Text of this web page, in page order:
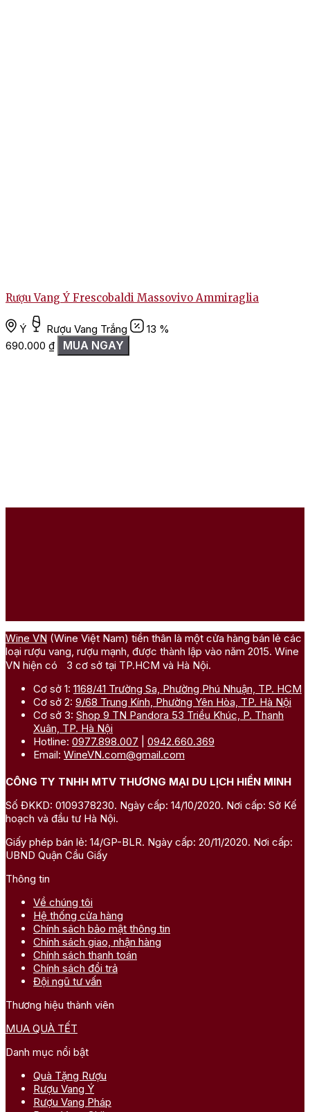
Rượu Vang Ý Frescobaldi Massovivo Ammiraglia
Ý Rượu Vang Trắng
13 %
690.000 ₫ MUA NGAY
Wine VN (Wine Việt Nam) tiền thân là một cửa hàng bán lẻ các
loại rượu vang, rượu mạnh, được thành lập vào năm 2015. Wine
VN hiện có 3 cơ sở tại TP.HCM và Hà Nội.
Cơ sở 1: 1168/41 Trường Sa, Phường Phú Nhuận, TP. HCM
Cơ sở 2: 9/68 Trung Kính, Phường Yên Hòa, TP. Hà Nội
Cơ sở 3: Shop 9 TN Pandora 53 Triều Khúc, P. Thanh
Xuân, TP. Hà Nội
Hotline: 0977.898.007
0942.660.369
Email: WineVN.com@gmail.com
CÔNG TY TNHH MTV THƯƠNG MẠI DU LỊCH HIỀN MINH
Số ĐKKD: 0109378230. Ngày cấp: 14/10/2020. Nơi cấp: Sở Kế
hoạch và đầu tư Hà Nội.
Giấy phép bán lẻ: 14/GP-BLR. Ngày cấp: 20/11/2020. Nơi cấp:
UBND Quận Cầu Giấy
Thông tin
Về chúng tôi
Hệ thống cửa hàng
Chính sách bảo mật thông tin
Chính sách giao, nhận hàng
Chính sách thanh toán
Chính sách đổi trả
Đội ngũ tư vấn
Thương hiệu thành viên
MUA QUÀ TẾT
Danh mục nổi bật
Quà Tặng Rượu
Rượu Vang Ý
Rượu Vang Pháp